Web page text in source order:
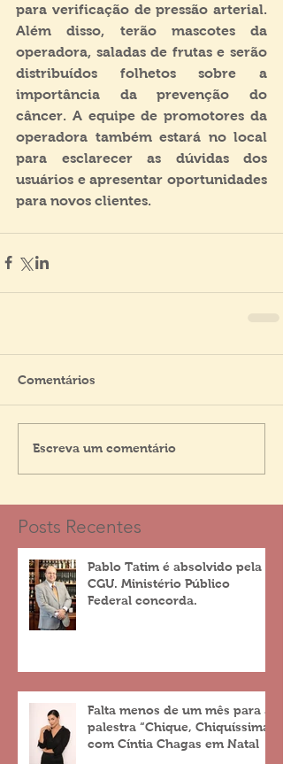
para verificação de pressão arterial.
Além disso, terão mascotes da
operadora, saladas de frutas e serão
distribuídos folhetos sobre a
importância da prevenção do
câncer. A equipe de promotores da
operadora também estará no local
para esclarecer as dúvidas dos
usuários e apresentar oportunidades
para novos clientes.
Comentários
Escreva um comentário
Posts Recentes
Pablo Tatim é absolvido pela
CGU. Ministério Público
Federal concorda.
Falta menos de um mês para a
palestra “Chique, Chiquíssima”
com Cíntia Chagas em Natal